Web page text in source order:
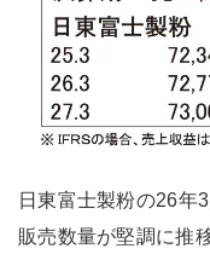
日東富士製粉の26年
販売数量が堅調に推